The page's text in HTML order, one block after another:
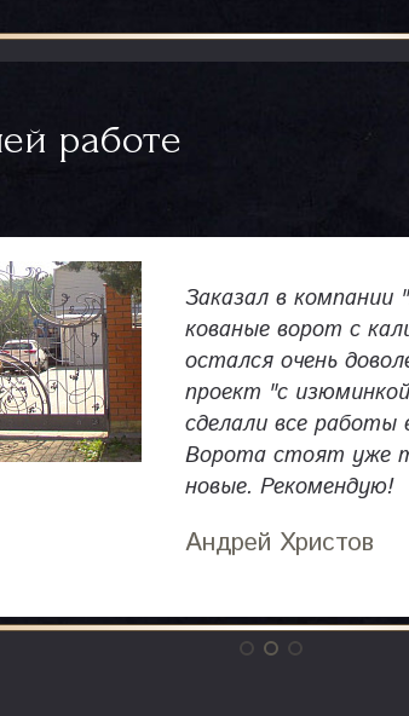
работе
Заказал в
кованые ворот с
остался очень
проект "с
сделали все работы
Ворота стоят уже
новые. Рекомендую!
Андрей Христов